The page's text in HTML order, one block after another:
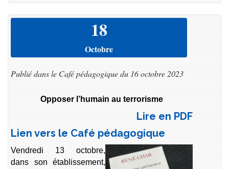
18
Octobre
Publié dans le Café pédagogique du 16 octobre 2023
Opposer l’humain au terrorisme
Lire en PDF
Lien vers le Café pédagogique
Vendredi 13 octobre,
dans son établissement,